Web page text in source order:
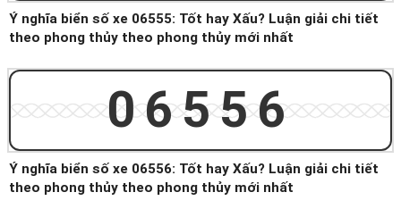
Ý nghĩa biển số xe 06555: Tốt hay Xấu? Luận giải chi tiết
theo phong thủy theo phong thủy mới nhất
06556
Ý nghĩa biển số xe 06556: Tốt hay Xấu? Luận giải chi tiết
theo phong thủy theo phong thủy mới nhất